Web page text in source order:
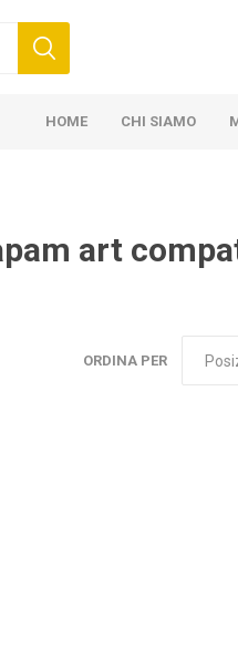
HOME CHI SIAMO
art
ORDINA PER